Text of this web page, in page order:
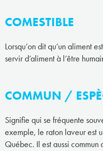
COMESTIBLE
Lorsqu’on dit qu’un aliment
servir d’aliment à l’être
COMMUN /
Signifie qui se fréquente
exemple, le raton laveur est
Québec. Il est aussi commun